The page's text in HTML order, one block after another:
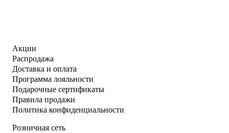
Акции
Распродажа
Доставка и оплата
Программа лояльности
Подарочные сертификаты
Правила продажи
Политика конфиденциальности
Розничная сеть